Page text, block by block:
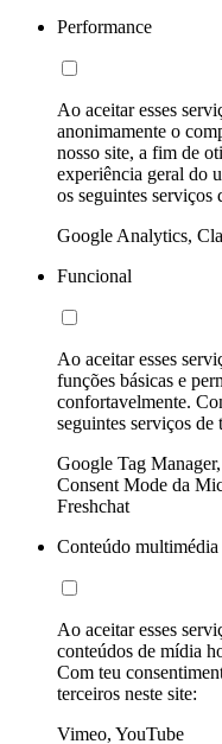
Performance
Ao aceitar esses
anonimamente o
nosso site, a fim de
experiência geral do
os seguintes serviços
Google Analytics,
Funcional
Ao aceitar esses
funções básicas e
confortavelmente.
seguintes serviços de
Google Tag
Consent Mode da
Freshchat
Conteúdo multimédia
Ao aceitar esses
conteúdos de mídia
Com teu
terceiros neste site:
Vimeo, YouTube